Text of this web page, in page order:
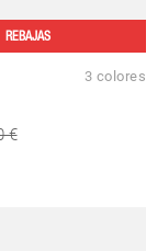
REBAJAS
3 colores
€